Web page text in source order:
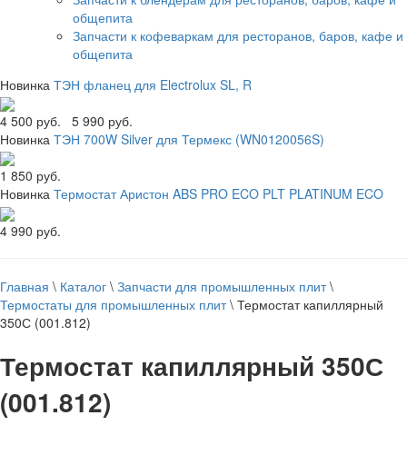
общепита
Запчасти к кофеваркам для ресторанов, баров, кафе и
общепита
Новинка ТЭН фланец для Electrolux SL, R
4 500 руб.
5 990 руб.
Новинка ТЭН 700W Silver для Термекс (WN0120056S)
1 850 руб.
Новинка Термостат Аристон ABS PRO ECO PLT PLATINUM ECO
4 990 руб.
Главная \ Каталог \ Запчасти для промышленных плит \
Термостаты для промышленных плит \ Термостат капиллярный
350С (001.812)
Термостат капиллярный 350С
(001.812)